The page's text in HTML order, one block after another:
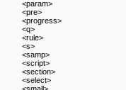
<param>
<pre>
<progress>
<q>
<rule>
<s>
<samp>
<script>
<section>
<select>